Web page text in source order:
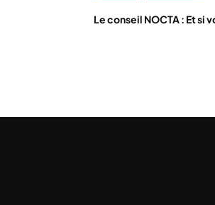
Le conseil NOCTA : Et si